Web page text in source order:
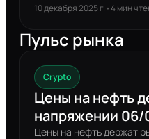
10 декабря 2025 г.•4 мин
Пульс рынка
Crypto
Цены на нефть
напряжении
Цены на нефть держат